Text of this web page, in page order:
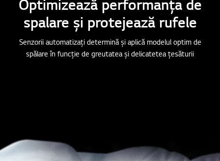
Optimizează performanța de
spalare și protejează rufele
Senzorii automatizați determină și aplică modelul optim de
spălare în funcție de greutatea și delicatetea țesăturii